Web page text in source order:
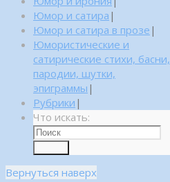
Юмор и сатира |
Юмор и сатира в прозе |
Юмористические и
сатирические стихи, басни,
пародии, шутки,
эпиграммы |
Рубрики |
Что искать:
Вернуться наверх